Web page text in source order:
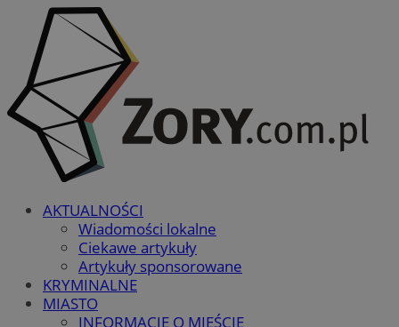
AKTUALNOŚCI
Wiadomości lokalne
Ciekawe artykuły
Artykuły sponsorowane
KRYMINALNE
MIASTO
INFORMACJE O MIEŚCIE